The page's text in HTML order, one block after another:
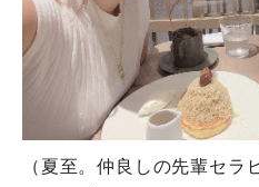
（夏至。仲良しの先輩セラ